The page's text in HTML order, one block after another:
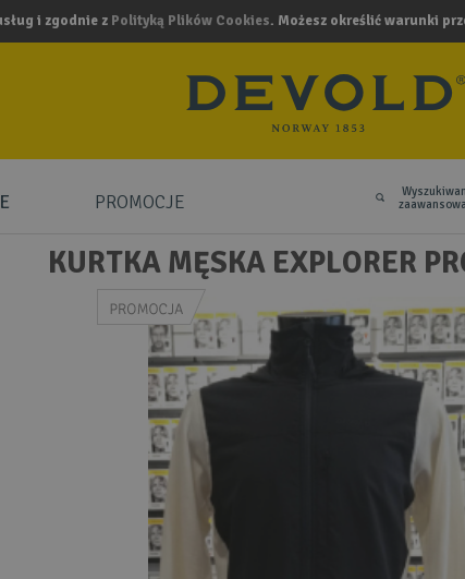
i zgodnie z Polityką Plików Cookies. Możesz określić warunki
PROMOCJE
KURTKA MĘSKA EXPLORER